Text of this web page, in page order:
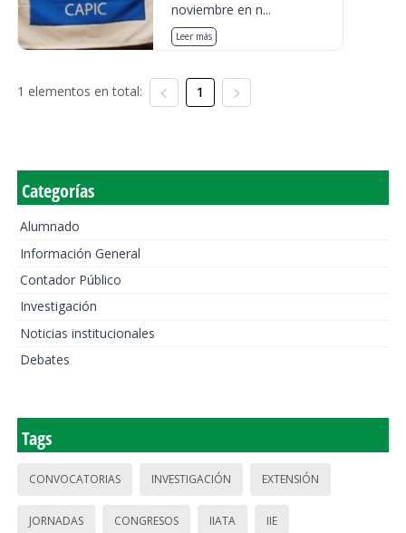
noviembre en n...
Leer más
1 elementos en total: 1
Categorías
Alumnado
Información General
Contador Público
Investigación
Noticias institucionales
Debates
Tags
CONVOCATORIAS INVESTIGACIÓN EXTENSIÓN
JORNADAS CONGRESOS IIATA IIE